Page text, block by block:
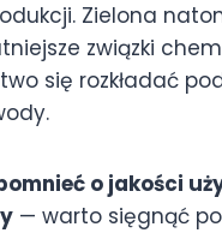
Zielona
związki
się rozkładać
o jakości
— warto sięgnąć